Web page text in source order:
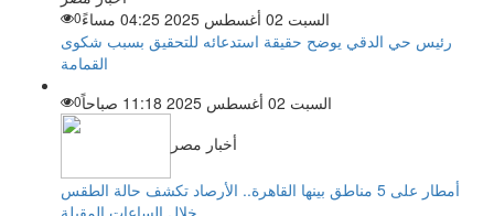
السبت 02 أغسطس 2025 04:25 مساءً
0
رئيس حي الدقي يوضح حقيقة استدعائه للتحقيق بسبب شكوى
القمامة
السبت 02 أغسطس 2025 11:18 صباحاً
0
أخبار مصر
أمطار على 5 مناطق بينها القاهرة.. الأرصاد تكشف حالة الطقس
خلال الساعات المقبلة